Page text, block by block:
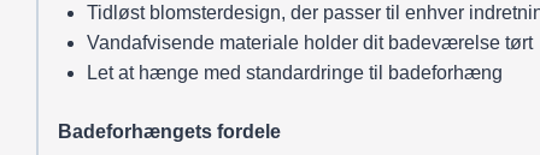
Tidløst blomsterdesign, der passer til enhver
Vandafvisende materiale holder dit badeværelse tørt
Let at hænge med standardringe til badeforhæng
Badeforhængets fordele